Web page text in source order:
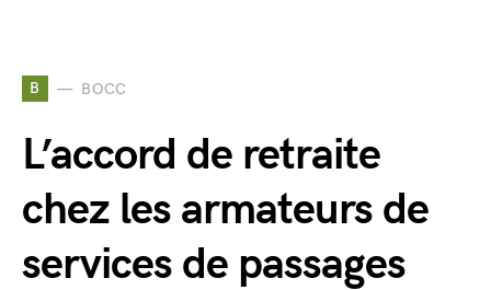
B BOCC
L’accord de retraite
chez les armateurs de
services de passages